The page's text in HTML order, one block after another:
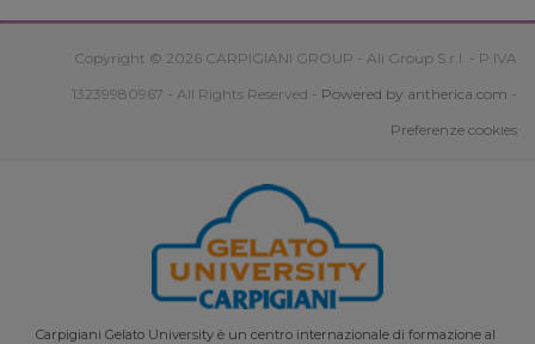
Copyright © 2026 CARPIGIANI GROUP - Ali Group S.r.l. - P.IVA
13239980967 - All Rights Reserved - Powered by antherica.com -
Preferenze cookies
Carpigiani Gelato University è un centro internazionale di formazione al